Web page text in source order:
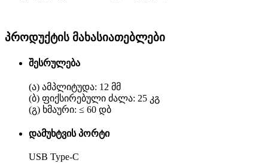
პროდუქტის მახასიათებლები
შესრულება
(ა) ამპლიტუდა: 12 მმ
(ბ) ფიქსირებული ძალა: 25 კგ
(გ) ხმაური: ≤ 60 დბ
დამუხტვის პორტი
USB Type-C